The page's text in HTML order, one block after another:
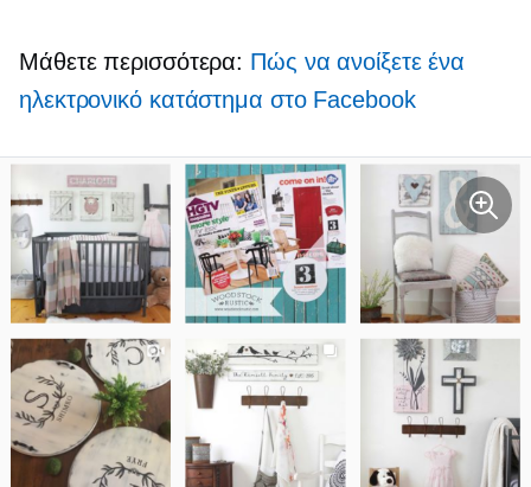
Μάθετε περισσότερα: Πώς να ανοίξετε ένα
ηλεκτρονικό κατάστημα στο Facebook